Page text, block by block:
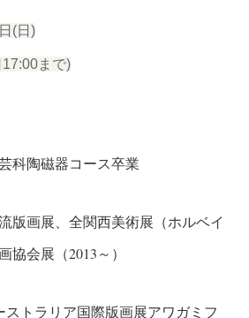
(日)
まで)
科陶磁器コース卒業
版画展、全関西美術展（ホルベイ
協会展（2013～）
トラリア国際版画展アワガミフ